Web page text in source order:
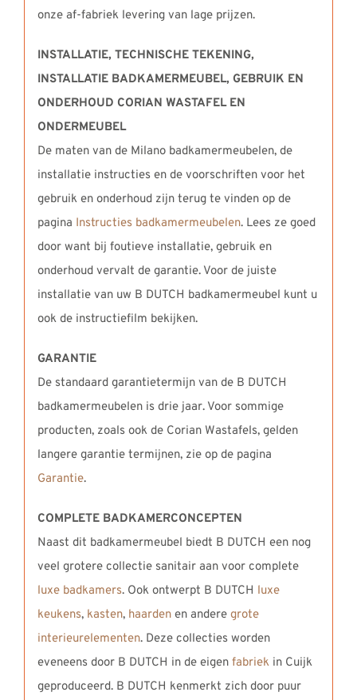
onze af-fabriek levering van lage prijzen.
INSTALLATIE, TECHNISCHE TEKENING,
INSTALLATIE BADKAMERMEUBEL, GEBRUIK EN
ONDERHOUD CORIAN WASTAFEL EN
ONDERMEUBEL
De maten van de Milano badkamermeubelen, de
installatie instructies en de voorschriften voor het
gebruik en onderhoud zijn terug te vinden op de
pagina Instructies badkamermeubelen. Lees ze goed
door want bij foutieve installatie, gebruik en
onderhoud vervalt de garantie. Voor de juiste
installatie van uw B DUTCH badkamermeubel kunt u
ook de instructiefilm bekijken.
GARANTIE
De standaard garantietermijn van de B DUTCH
badkamermeubelen is drie jaar. Voor sommige
producten, zoals ook de Corian Wastafels, gelden
langere garantie termijnen, zie op de pagina
Garantie.
COMPLETE BADKAMERCONCEPTEN
Naast dit badkamermeubel biedt B DUTCH een nog
veel grotere collectie sanitair aan voor complete
luxe badkamers. Ook ontwerpt B DUTCH luxe
keukens, kasten, haardenen andere grote
interieurelementen. Deze collecties worden
eveneens door B DUTCH in de eigen fabriekin Cuijk
geproduceerd. B DUTCH kenmerkt zich door puur